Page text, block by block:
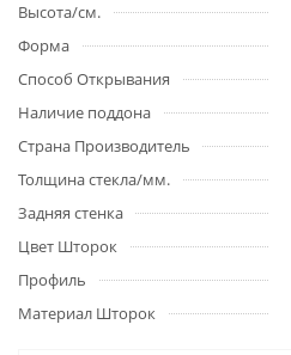
Высота/см.
Форма
Способ Открывания
Наличие поддона
Страна Производитель
Толщина стекла/мм.
Задняя стенка
Цвет Шторок
Профиль
Материал Шторок